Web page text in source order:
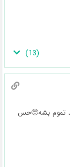
(
13
)
تموم بشه🥺حس